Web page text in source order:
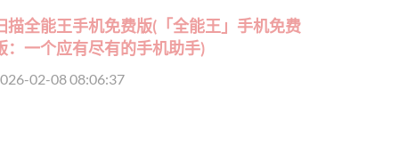
描全能王手机免费版(「全能王」手机免费
：一个应有尽有的手机助手)
02-08 08:06:37